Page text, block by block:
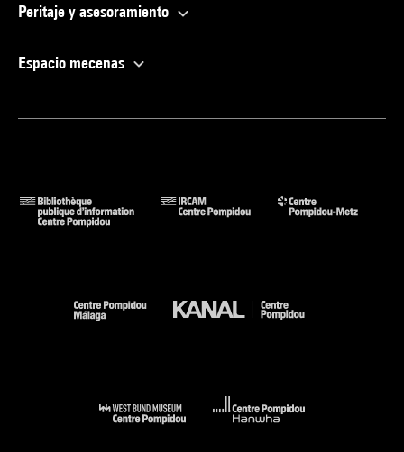
Peritaje y asesoramiento
Espacio mecenas